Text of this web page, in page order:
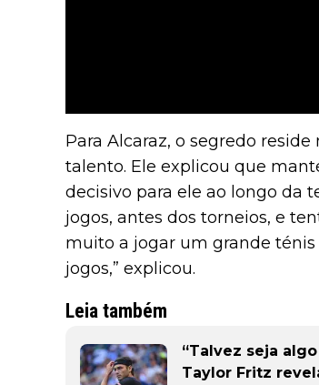
Para Alcaraz, o segredo
talento. Ele explicou que
decisivo para ele ao longo da
jogos, antes dos torneios, e
muito a jogar um grande
jogos,” explicou.
Leia também
“Talvez seja
Taylor Fritz